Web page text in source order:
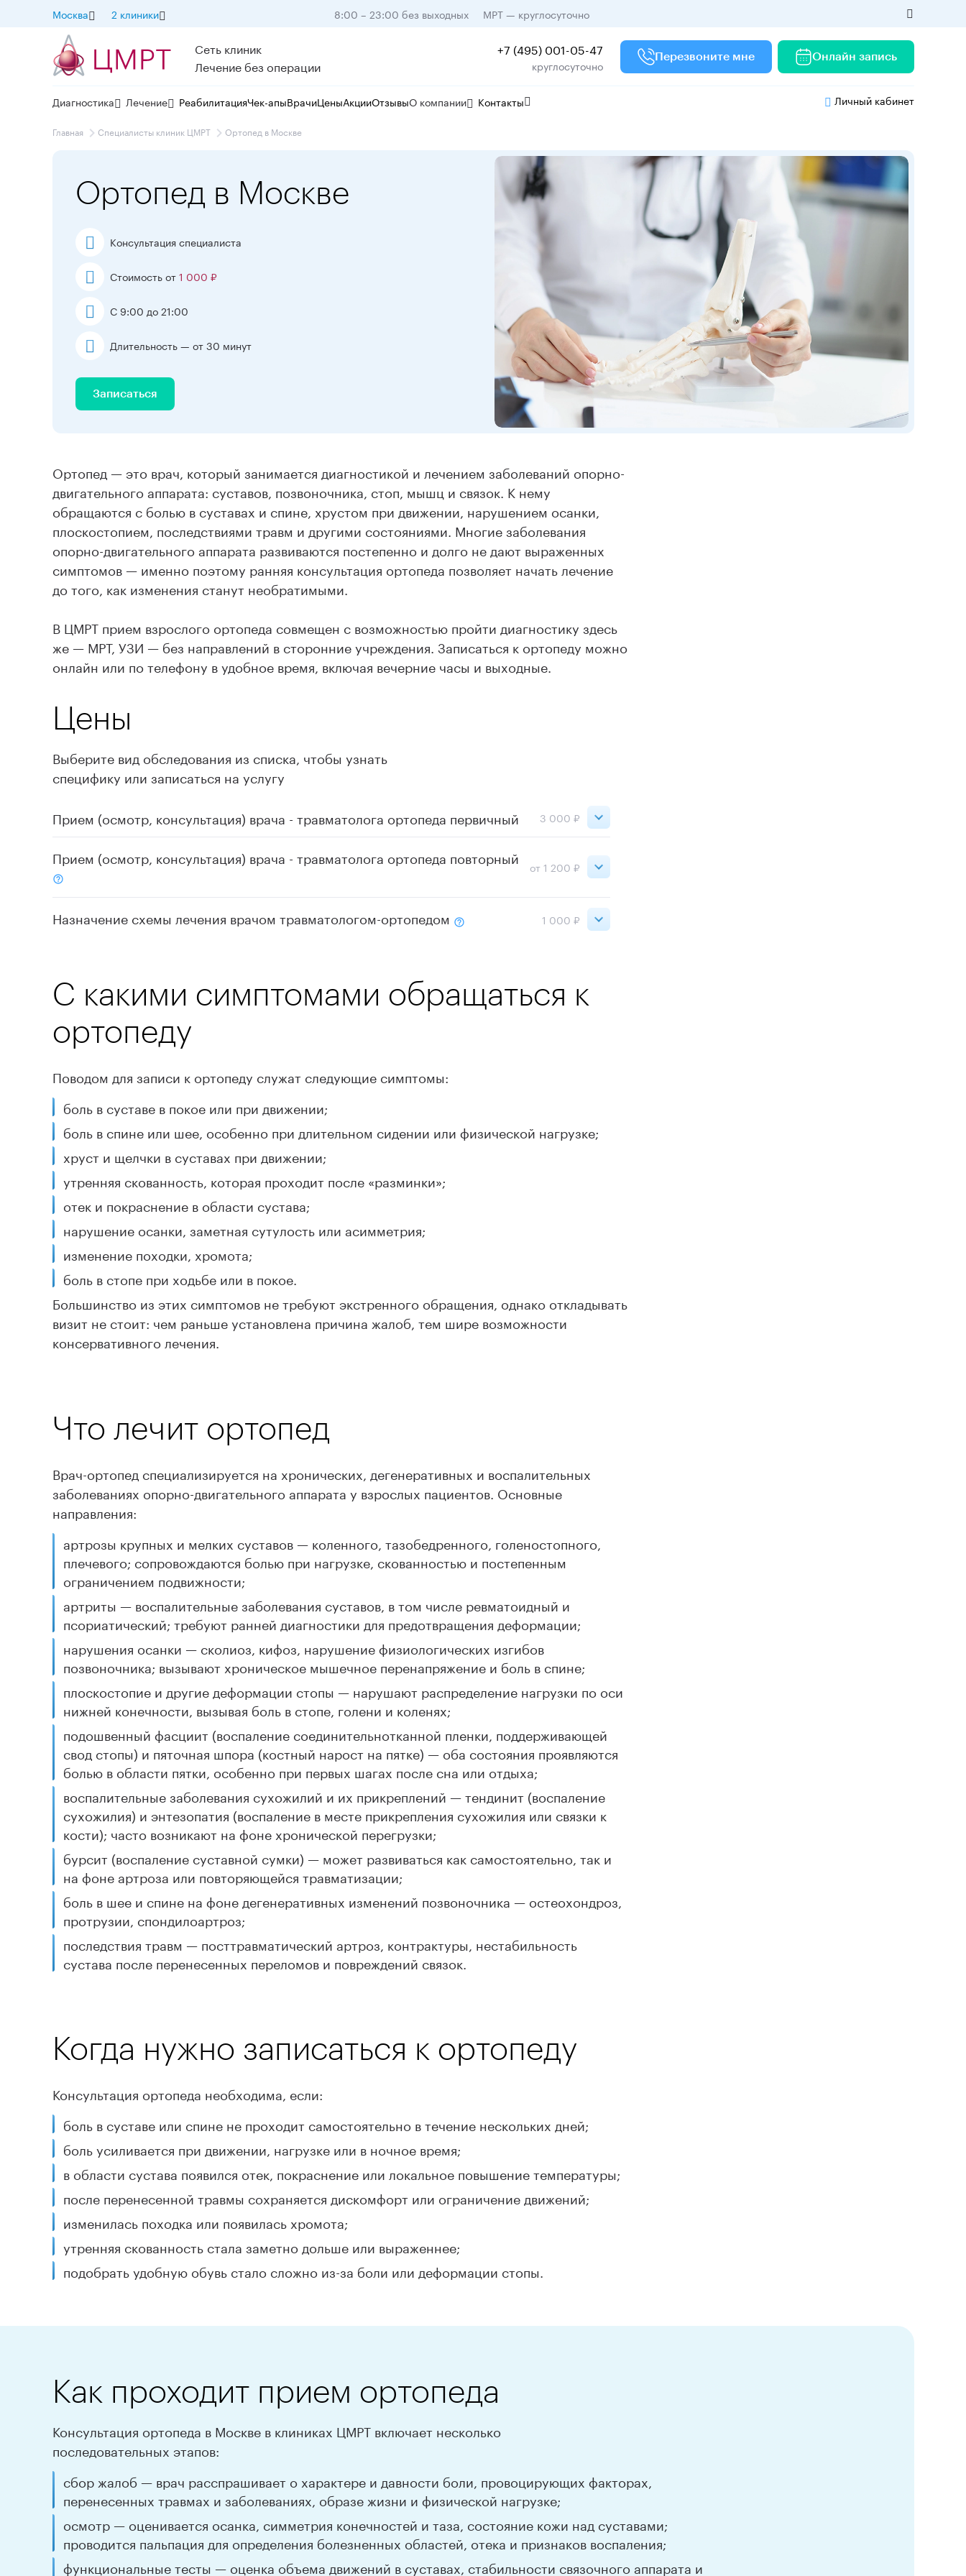
Москва 2 клиники 8:00 – 23:00 без выходных МРТ — круглосуточно
Сеть клиник
Лечение без операции
+7 (495) 001-05-47
круглосуточно
Перезвоните мне Онлайн запись
Диагностика Лечение РеабилитацияЧек-апыВрачиЦеныАкцииОтзывыО компании Контакты Личный кабинет
Главная Специалисты клиник ЦМРТ Ортопед в Москве
Ортопед в Москве
Консультация специалиста
Стоимость от1 000 ₽
С 9:00 до 21:00
Длительность — от 30 минут
Записаться
Ортопед — это врач, который занимается диагностикой и лечением заболеваний опорно-
двигательного аппарата: суставов, позвоночника, стоп, мышц и связок. К нему
обращаются с болью в суставах и спине, хрустом при движении, нарушением осанки,
плоскостопием, последствиями травм и другими состояниями. Многие заболевания
опорно-двигательного аппарата развиваются постепенно и долго не дают выраженных
симптомов — именно поэтому ранняя консультация ортопеда позволяет начать лечение
до того, как изменения станут необратимыми.
В ЦМРТ прием взрослого ортопеда совмещен с возможностью пройти диагностику здесь
же — МРТ, УЗИ — без направлений в сторонние учреждения. Записаться к ортопеду можно
онлайн или по телефону в удобное время, включая вечерние часы и выходные.
Цены
Выберите вид обследования из списка, чтобы узнать
специфику или записаться на услугу
Прием (осмотр, консультация) врача - травматолога ортопеда первичный 3 000 ₽
Сокольники
Прием (осмотр, консультация) врача - травматолога ортопеда повторный
от 1 200 ₽
1 200 ₽
Записатьсяна услугу
Назначение схемы лечения врачом травматологом-ортопедом 1 000 ₽
ВДНХ 1 000 ₽
Записаться на услугу
С какими симптомами обращаться к
ортопеду
Поводом для записи к ортопеду служат следующие симптомы:
боль в суставе в покое или при движении;
боль в спине или шее, особенно при длительном сидении или физической нагрузке;
хруст и щелчки в суставах при движении;
утренняя скованность, которая проходит после «разминки»;
отек и покраснение в области сустава;
нарушение осанки, заметная сутулость или асимметрия;
изменение походки, хромота;
боль в стопе при ходьбе или в покое.
Большинство из этих симптомов не требуют экстренного обращения, однако откладывать
визит не стоит: чем раньше установлена причина жалоб, тем шире возможности
консервативного лечения.
Что лечит ортопед
Врач-ортопед специализируется на хронических, дегенеративных и воспалительных
заболеваниях опорно-двигательного аппарата у взрослых пациентов. Основные
направления:
артрозы крупных и мелких суставов — коленного, тазобедренного, голеностопного,
плечевого; сопровождаются болью при нагрузке, скованностью и постепенным
ограничением подвижности;
артриты — воспалительные заболевания суставов, в том числе ревматоидный и
псориатический; требуют ранней диагностики для предотвращения деформации;
нарушения осанки — сколиоз, кифоз, нарушение физиологических изгибов
позвоночника; вызывают хроническое мышечное перенапряжение и боль в спине;
плоскостопие и другие деформации стопы — нарушают распределение нагрузки по оси
нижней конечности, вызывая боль в стопе, голени и коленях;
подошвенный фасциит (воспаление соединительнотканной пленки, поддерживающей
свод стопы) и пяточная шпора (костный нарост на пятке) — оба состояния проявляются
болью в области пятки, особенно при первых шагах после сна или отдыха;
воспалительные заболевания сухожилий и их прикреплений — тендинит (воспаление
сухожилия) и энтезопатия (воспаление в месте прикрепления сухожилия или связки к
кости); часто возникают на фоне хронической перегрузки;
бурсит (воспаление суставной сумки) — может развиваться как самостоятельно, так и
на фоне артроза или повторяющейся травматизации;
боль в шее и спине на фоне дегенеративных изменений позвоночника — остеохондроз,
протрузии, спондилоартроз;
последствия травм — посттравматический артроз, контрактуры, нестабильность
сустава после перенесенных переломов и повреждений связок.
Когда нужно записаться к ортопеду
Консультация ортопеда необходима, если:
боль в суставе или спине не проходит самостоятельно в течение нескольких дней;
боль усиливается при движении, нагрузке или в ночное время;
в области сустава появился отек, покраснение или локальное повышение температуры;
после перенесенной травмы сохраняется дискомфорт или ограничение движений;
изменилась походка или появилась хромота;
утренняя скованность стала заметно дольше или выраженнее;
подобрать удобную обувь стало сложно из-за боли или деформации стопы.
Как проходит прием ортопеда
Консультация ортопеда в Москве в клиниках ЦМРТ включает несколько
последовательных этапов:
сбор жалоб — врач расспрашивает о характере и давности боли, провоцирующих факторах,
перенесенных травмах и заболеваниях, образе жизни и физической нагрузке;
осмотр — оценивается осанка, симметрия конечностей и таза, состояние кожи над суставами;
проводится пальпация для определения болезненных областей, отека и признаков воспаления;
функциональные тесты — оценка объема движений в суставах, стабильности связочного аппарата и